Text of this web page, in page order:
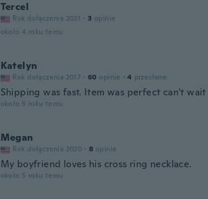
Tercel
Rok dołączenia 2021 · 3 opinie
około 4 roku temu
Katelyn
Rok dołączenia 2017 · 60 opinie · 4 przesłane
Shipping was fast. Item was perfect can't
około 5 roku temu
Megan
Rok dołączenia 2020 · 8 opinie
My boyfriend loves his cross ring necklace.
około 5 roku temu